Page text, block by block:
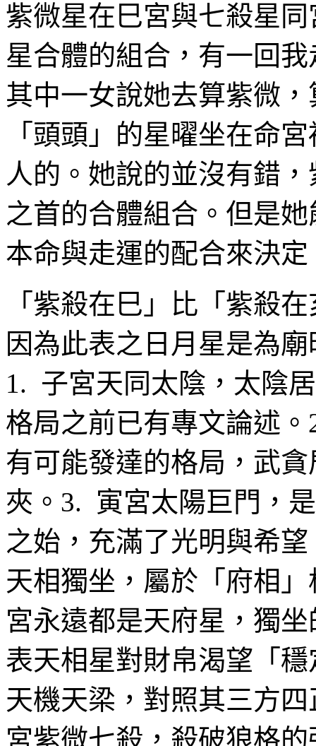
紫微星在巳宮與七殺星
星合體的組合，有一回
其中一女說她去算紫微
「頭頭」的星曜坐在命
人的。她說的並沒有錯
之首的合體組合。但是
本命與走運的配合來決
「紫殺在巳」比「紫殺
因為此表之日月星是為
1. 子宮天同太陰，太陰
格局之前已有專文論述
有可能發達的格局，武
夾。3. 寅宮太陽巨門，
之始，充滿了光明與希
天相獨坐，屬於「府相
宮永遠都是天府星，獨
表天相星對財帛渴望「
天機天梁，對照其三方
宮紫微七殺，殺破狼格